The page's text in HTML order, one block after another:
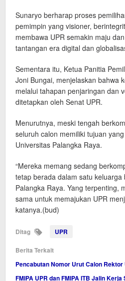
Sunaryo berharap proses
pemimpin yang visioner,
membawa UPR semakin maju
tantangan era digital dan
Sementara itu, Ketua Panitia
Joni Bungai, menjelaskan bahwa
melalui tahapan penjaringan dan
ditetapkan oleh Senat UPR.
Menurutnya, meski tengah
seluruh calon memiliki tujuan
Universitas Palangka Raya.
“Mereka memang sedang
tetap berada dalam satu keluarga
Palangka Raya. Yang terpenting,
sama untuk memajukan UPR
katanya.(bud)
Ditag UPR
Berita Terkait
Pencabutan Nomor Urut Calon Rektor
FMIPA UPR dan FMIPA ITB Jalin